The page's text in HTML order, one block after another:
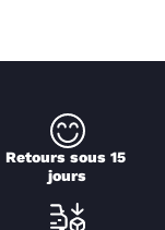
Retours sous 15
jours